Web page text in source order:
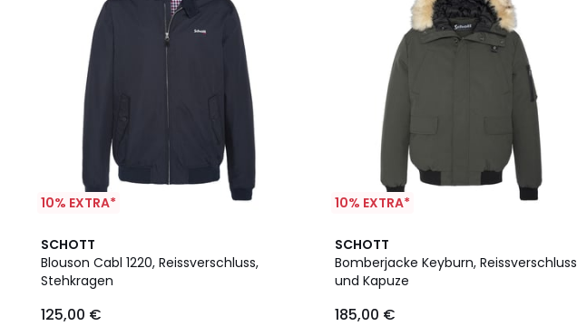
10% EXTRA*
SCHOTT
Blouson Cabl 1220, Reissverschluss,
Stehkragen
€.
125,00 €
4,5
/ 5
2
Farben
10% EXTRA*
SCHOTT
Bomberjacke Keyburn, Reissverschluss
und Kapuze
185,00 €
4,7
/ 5